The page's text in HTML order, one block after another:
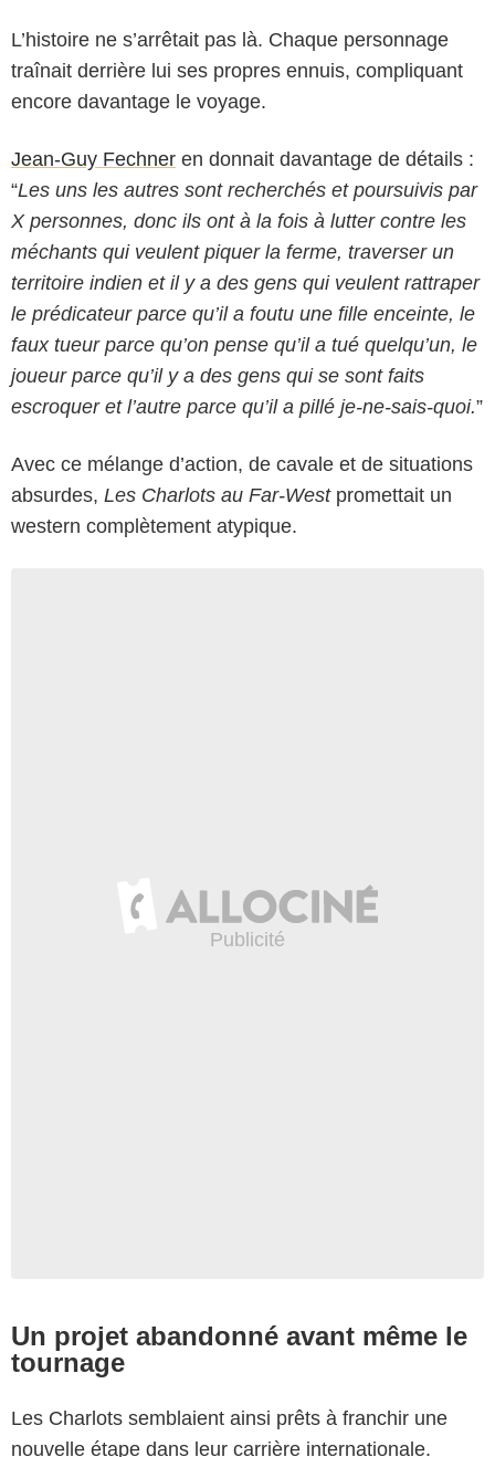
L’histoire ne s’arrêtait pas là. Chaque personnage
traînait derrière lui ses propres ennuis, compliquant
encore davantage le voyage.
Jean-Guy Fechner en donnait davantage de détails :
“Les uns les autres sont recherchés et poursuivis par
X personnes, donc ils ont à la fois à lutter contre les
méchants qui veulent piquer la ferme, traverser un
territoire indien et il y a des gens qui veulent rattraper
le prédicateur parce qu’il a foutu une fille enceinte, le
faux tueur parce qu’on pense qu’il a tué quelqu’un, le
joueur parce qu’il y a des gens qui se sont faits
escroquer et l’autre parce qu’il a pillé je-ne-sais-quoi.”
Avec ce mélange d’action, de cavale et de situations
absurdes, Les Charlots au Far-Westpromettait un
western complètement atypique.
Un projet abandonné avant même le
tournage
Les Charlots semblaient ainsi prêts à franchir une
nouvelle étape dans leur carrière internationale.